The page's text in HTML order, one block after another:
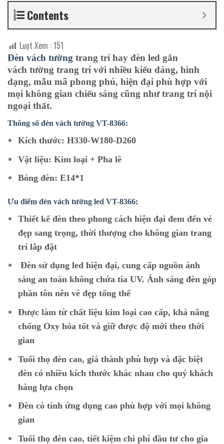
Contents
Lượt Xem :151
Đèn vách tường trang trí hay đèn led gắn
vách tường trang trí với nhiều kiểu dáng, hình
dạng, mẫu mã phong phú, hiện đại phù hợp với
mọi không gian chiếu sáng cũng như trang trí nội
ngoại thất.
Thông số đèn vách tường VT-8366:
Kích thước: H330-W180-D260
Vật liệu: Kim loại + Pha lê
Bóng đèn: E14*1
Ưu điểm đèn vách tường led VT-8366:
Thiết kế đèn theo phong cách hiện đại đem đến vẻ
đẹp sang trọng, thời thượng cho không gian trang
trí lắp đặt
Đèn sử dụng led hiện đại, cung cấp nguồn ánh
sáng an toàn không chứa tia UV. Ánh sáng đèn góp
phần tôn nên vẻ đẹp tổng thể
Được làm từ chất liệu kim loại cao cấp, khả năng
chống Oxy hóa tốt và giữ được độ mới theo thời
gian
Tuổi thọ đèn cao, giá thành phù hợp và đặc biệt
đèn có nhiều kích thước khác nhau cho quý khách
hàng lựa chọn
Đèn có tính ứng dụng cao phù hợp với mọi không
gian
Tuổi thọ đèn cao, tiết kiệm chi phí đầu tư cho gia